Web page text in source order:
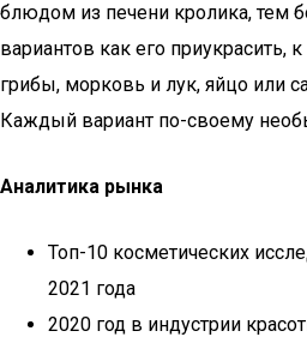
блюдом из печени кролика, тем
вариантов как его приукрасить,
грибы, морковь и лук, яйцо или
Каждый вариант по-своему
Аналитика рынка
Топ-10 косметических
2021 года
2020 год в индустрии